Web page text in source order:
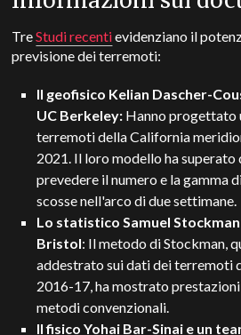
TreStudi recentievidenziano il
previsione dei terremoti:
Il geofisico Kelian Dascher-
UC Berkeley: Hanno progettato
terremoti della California
2021. Il loro modello ha
prevedere il numero e la gamma
scosse nell'arco di due settimane.
Lo statistico Samuel
Bristol: Il metodo di Stockman,
addestrato sui dati dei terremoti
2016-17, ha mostrato
metodi convenzionali.
Il fisico Yohai Bar-Sinai e un